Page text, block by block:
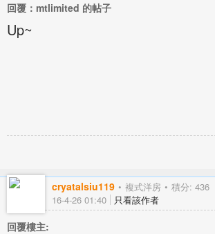
回覆：mtlimited 的帖子
Up~
cryatalsiu119 複式洋房 積分: 436
16-4-26 01:40 只看該作者
回覆樓主: